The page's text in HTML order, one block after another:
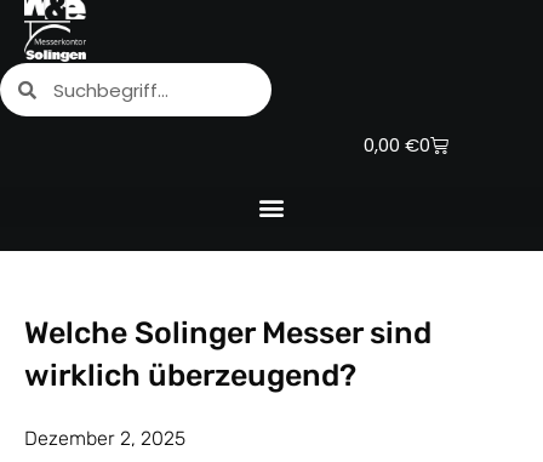
Zum
Inhalt
springen
SucheSuche
0,00 €0
Warenkorb
Welche Solinger Messer sind
wirklich überzeugend?
Dezember 2, 2025